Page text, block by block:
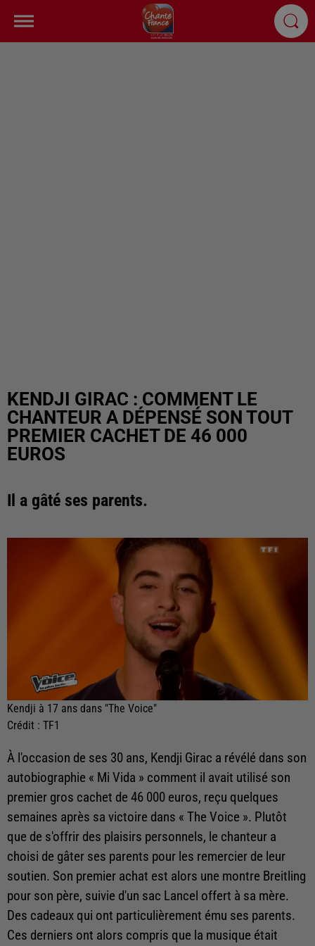
KENDJI GIRAC : COMMENT LE
CHANTEUR A DÉPENSÉ SON TOUT
PREMIER CACHET DE 46 000
EUROS
Il a gâté ses parents.
Kendji à 17 ans dans "The Voice"
Crédit : TF1
À l'occasion de ses 30 ans, Kendji Girac a révélé dans son
autobiographie « Mi Vida » comment il avait utilisé son
premier gros cachet de 46 000 euros, reçu quelques
semaines après sa victoire dans « The Voice ». Plutôt
que de s'offrir des plaisirs personnels, le chanteur a
choisi de gâter ses parents pour les remercier de leur
soutien. Son premier achat est alors une montre Breitling
pour son père, suivie d'un sac Lancel offert à sa mère.
Des cadeaux qui ont particulièrement ému ses parents.
Ces derniers ont alors compris que la musique était